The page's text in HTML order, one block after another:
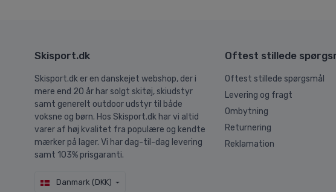
Skisport.dk
Skisport.dk er en danskejet webshop, der i
mere end 20 år har solgt skitøj, skiudstyr
samt generelt outdoor udstyr til både
voksne og børn. Hos Skisport.dk har vi altid
varer af høj kvalitet fra populære og kendte
mærker på lager. Vi har dag-til-dag levering
samt 103% prisgaranti.
Danmark (DKK)
Oftest stillede
Oftest stillede spørgsmål
Levering og fragt
Ombytning
Returnering
Reklamation